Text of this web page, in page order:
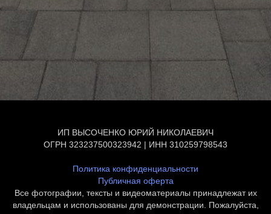
ИП ВЫСОЧЕНКО ЮРИЙ НИКОЛАЕВИЧ
ОГРН 323237500323942 | ИНН 310259798543
Политика конфиденциальности
Публичная оферта
Все фотографии, тексты и видеоматериалы принадлежат их
владельцам и использованы для демонстрации. Пожалуйста,